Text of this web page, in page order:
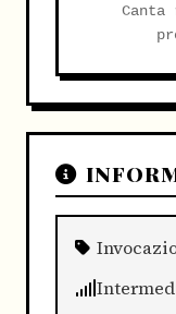
Canta